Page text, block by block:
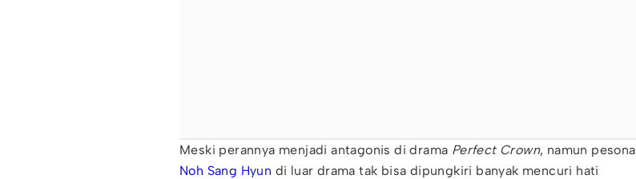
Meski perannya menjadi antagonis di drama Perfect Crown, namun pesona
Noh Sang Hyun di luar drama tak bisa dipungkiri banyak mencuri hati